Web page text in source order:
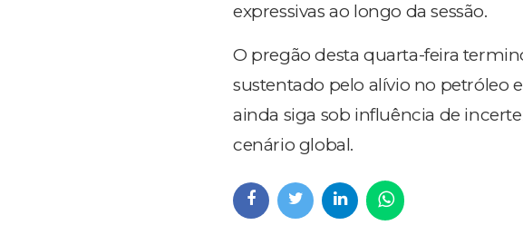
expressivas ao longo da sessão.
O pregão desta quarta-feira
sustentado pelo alívio no petróleo
ainda siga sob influência de
cenário global.